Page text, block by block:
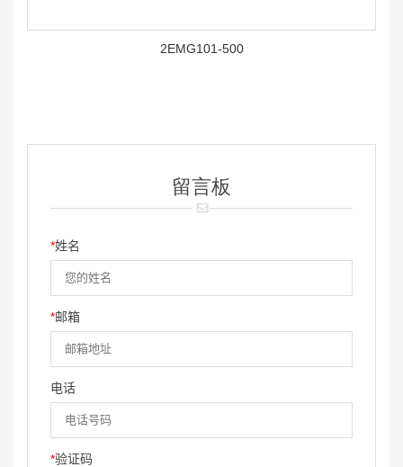
2EMG101-500
留言板
*姓名
*邮箱
电话
*验证码